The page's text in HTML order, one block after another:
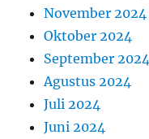
November 2024
Oktober 2024
September 2024
Agustus 2024
Juli 2024
Juni 2024